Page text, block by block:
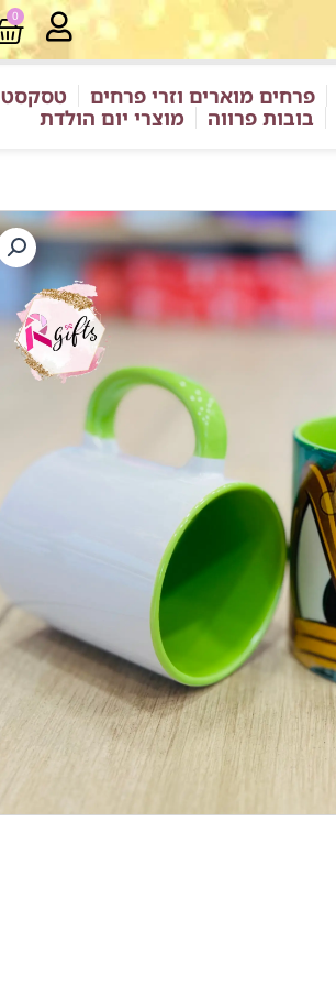
0
פרחים מוארים וזרי פרחים
בובות פרווה מוצרי יום הולדת